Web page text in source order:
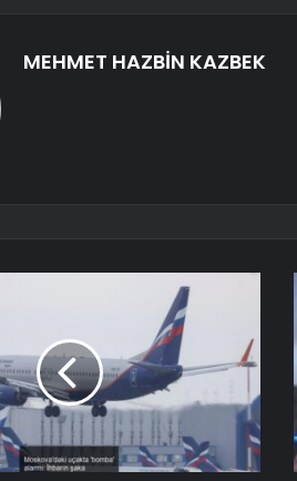
MEHMET HAZBİN KAZBEK